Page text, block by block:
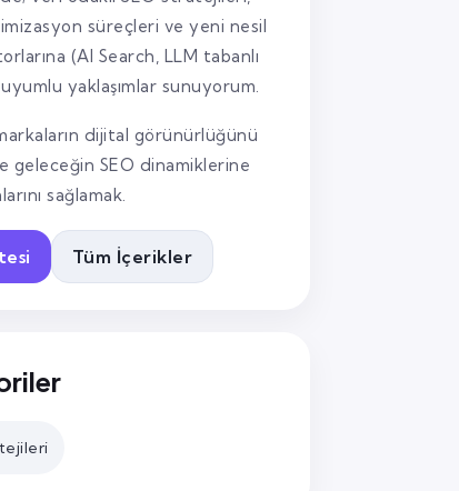
süreçleri ve yeni nesil
(AI Search, LLM tabanlı
yaklaşımlar sunuyorum.
dijital görünürlüğünü
geleceğin SEO dinamiklerine
sağlamak.
Tüm İçerikler